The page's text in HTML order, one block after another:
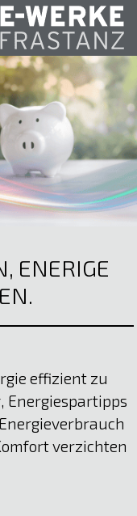
ENERIGE
effizient zu
Energiespartipps
verzichten